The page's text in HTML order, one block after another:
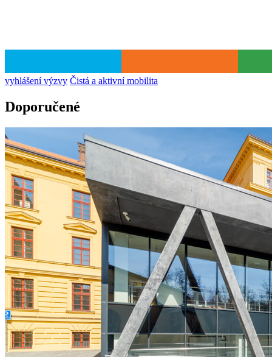
vyhlášení výzvy Čistá a aktivní mobilita
Doporučené